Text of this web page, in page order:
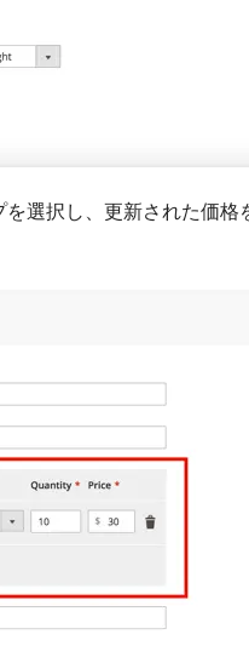
選択し、更新された価格